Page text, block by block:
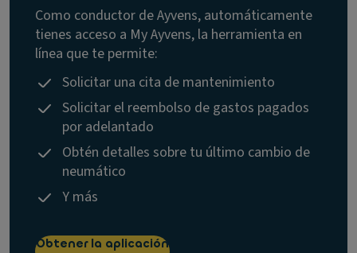
Como conductor de Ayvens, automáticamente
tienes acceso a My Ayvens, la herramienta en
línea que te permite:
Solicitar una cita de mantenimiento
Solicitar el reembolso de gastos pagados
por adelantado
Obtén detalles sobre tu último cambio de
neumático
Y más
Obtener la aplicación